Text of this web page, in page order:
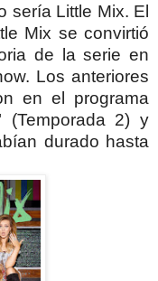
sería Little Mix. El
Mix se convirtió
de la serie en
Los anteriores
en el programa
(Temporada 2) y
durado hasta